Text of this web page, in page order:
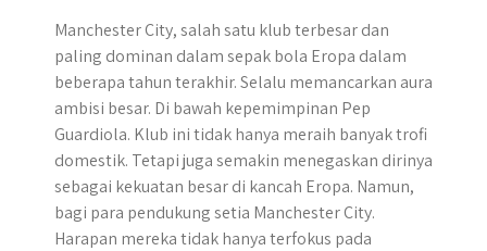
Manchester City, salah satu klub terbesar dan
paling dominan dalam sepak bola Eropa dalam
beberapa tahun terakhir. Selalu memancarkan aura
ambisi besar. Di bawah kepemimpinan Pep
Guardiola. Klub ini tidak hanya meraih banyak trofi
domestik. Tetapi juga semakin menegaskan dirinya
sebagai kekuatan besar di kancah Eropa. Namun,
bagi para pendukung setia Manchester City.
Harapan mereka tidak hanya terfokus pada